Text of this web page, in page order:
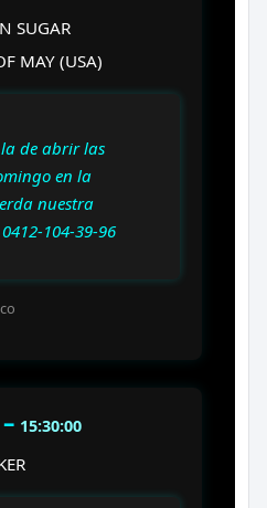
SUGAR
MAY (USA)
de abrir las
en la
nuestra
104-39-96
15:30:00